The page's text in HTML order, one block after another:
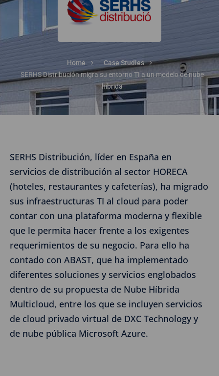
Home
Case Studies
SERHS Distribución migra su entorno TI a un modelo de nube
híbrida
SERHS Distribución, líder en España en
servicios de distribución al sector HORECA
(hoteles, restaurantes y cafeterías), ha migrado
sus infraestructuras TI al cloud para poder
contar con una plataforma moderna y flexible
que le permita hacer frente a los exigentes
requerimientos de su negocio. Para ello ha
contado con ABAST, que ha implementado
diferentes soluciones y servicios englobados
dentro de su propuesta de Nube Híbrida
Multicloud, entre los que se incluyen servicios
de cloud privado virtual de DXC Technology y
de nube pública Microsoft Azure.